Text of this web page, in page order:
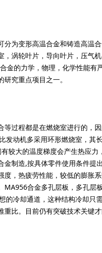
为变形高温合金和铸造高温
涡轮叶片，导向叶片，压气
的力学，物理，化学性能有
究重点项目之一。
过程都是在燃烧室进行的，
动机多采用环形燃烧室，其长
较大的温度梯度会产生热应力
制造,按具体零件使用条件提
，热疲劳性能，较低的膨胀
MA956合金多孔层板，多孔层
的冷却通道，这种结构冷却只
比。目前仍有突破技术关键